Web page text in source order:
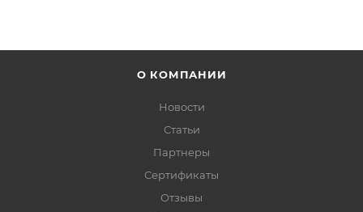
О КОМПАНИИ
Новости
Статьи
Партнеры
Сертификаты
Отзывы